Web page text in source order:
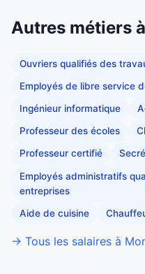
Autres métiers
Ouvriers qualifiés des
Employés de libre service
Ingénieur informatique
Professeur des écoles
Professeur certifié
Employés administratifs
entreprises
Aide de cuisine
→ Tous les salaires à